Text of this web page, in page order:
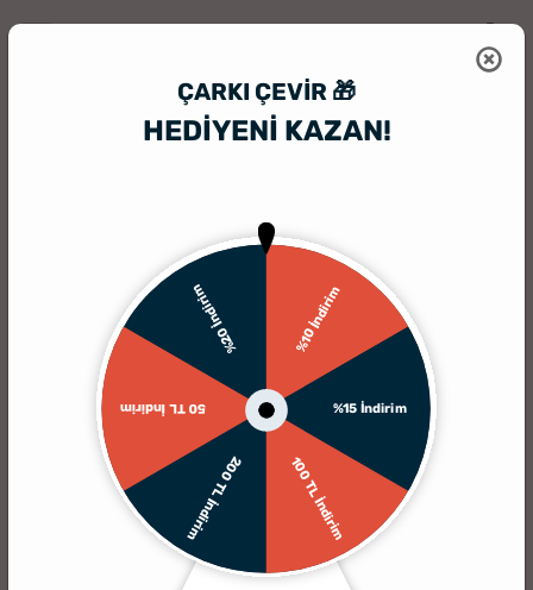
ÇARKI ÇEVIR 🎁
HEDİYENİ KAZAN!
%10 İndirim
%15 İndirim
100 TL İndirim
200 TL İndirim
50 TL İndirim
%20 İndirim
Doğum Haritası (Yıldız Haritası) Nedir? Yıldız Haritası